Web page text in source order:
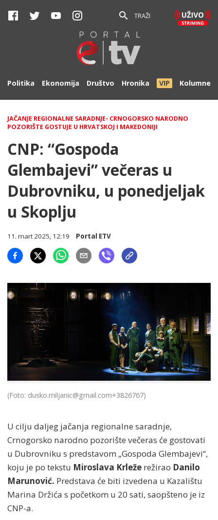
TRAŽI
Politika Ekonomija Društvo Hronika VIP Kolumne
JAČANJE REGIONALNE SARADNJE- CRNOGORSKO NARODNO
POZORIŠTE GOSTUJE U HRVATSKOJ I MAKEDONIJI
CNP: “Gospoda
Glembajevi” večeras u
Dubrovniku, u ponedjeljak
u Skoplju
11. mart 2025, 12:19 Portal ETV
(Foto: dusko.miljanic@gmail.com+3826767)
U cilju daljeg jačanja regionalne saradnje,
Crnogorsko narodno pozorište večeras će gostovati
u Dubrovniku s predstavom „Gospoda Glembajevi“,
koju je po tekstu Miroslava Krleže režirao Danilo
Marunović. Predstava će biti izvedena u Kazalištu
Marina Držića s početkom u 20 sati, saopšteno je iz
CNP-a.